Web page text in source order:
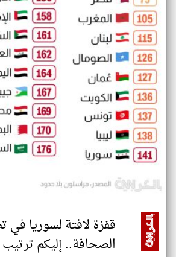
قفزة لافتة لسوريا
الصحافة.. إليكم ترتيب